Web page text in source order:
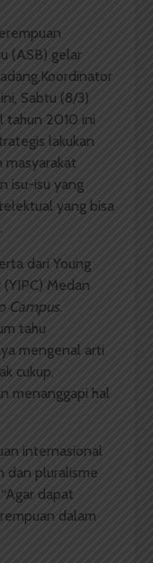
(ASB) gelar
Sabtu (8/3)
tahun 2010 ini
lakukan
masyarakat
isu-isu yang
yang bisa
dari Young
Medan
Campus.
tahu
mengenal arti
cukup,
menanggapi hal
internasional
dan pluralisme
dapat
dalam